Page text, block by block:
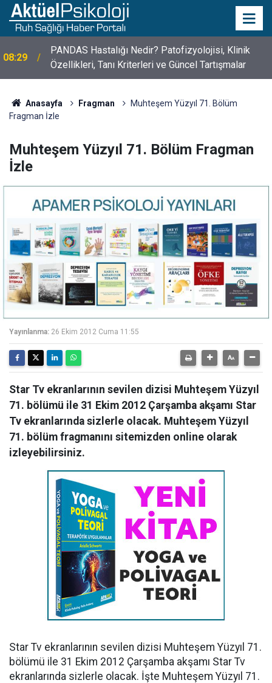
10:30
10 Mayıs Psikologlar Günü Nasıl Ortaya Çıktı? 10
Mayıs Tarihinin Hikayesi
Anasayfa Fragman
Muhteşem Yüzyıl 71. Bölüm
Fragman İzle
Muhteşem Yüzyıl 71. Bölüm Fragman
İzle
Yayınlanma: 26 Ekim 2012 Cuma 11:55
Star Tv ekranlarının sevilen dizisi Muhteşem Yüzyıl
71. bölümü ile 31 Ekim 2012 Çarşamba akşamı Star
Tv ekranlarında sizlerle olacak. Muhteşem Yüzyıl
71. bölüm fragmanını sitemizden online olarak
izleyebilirsiniz.
Star Tv ekranlarının sevilen dizisi Muhteşem Yüzyıl 71.
bölümü ile 31 Ekim 2012 Çarşamba akşamı Star Tv
ekranlarında sizlerle olacak. İşte Muhteşem Yüzyıl 71.